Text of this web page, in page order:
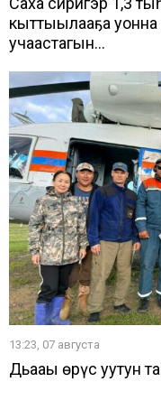
кыттыылааҕа уонна
учаастагын...
13:23, 07 августа
Дьааҥы өрүс уутун